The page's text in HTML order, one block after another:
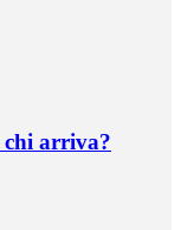
chi arriva?